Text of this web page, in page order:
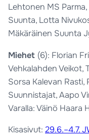
Lehtonen MS
Suunta, Lotta
Mäkäräinen Suunta
Miehet (6): Florian
Vehkalahden Veikot,
Sorsa Kalevan Rasti,
Suunnistajat, Aapo
Varalla: Väinö Haara
Kisasivut:29.6.–4.7.